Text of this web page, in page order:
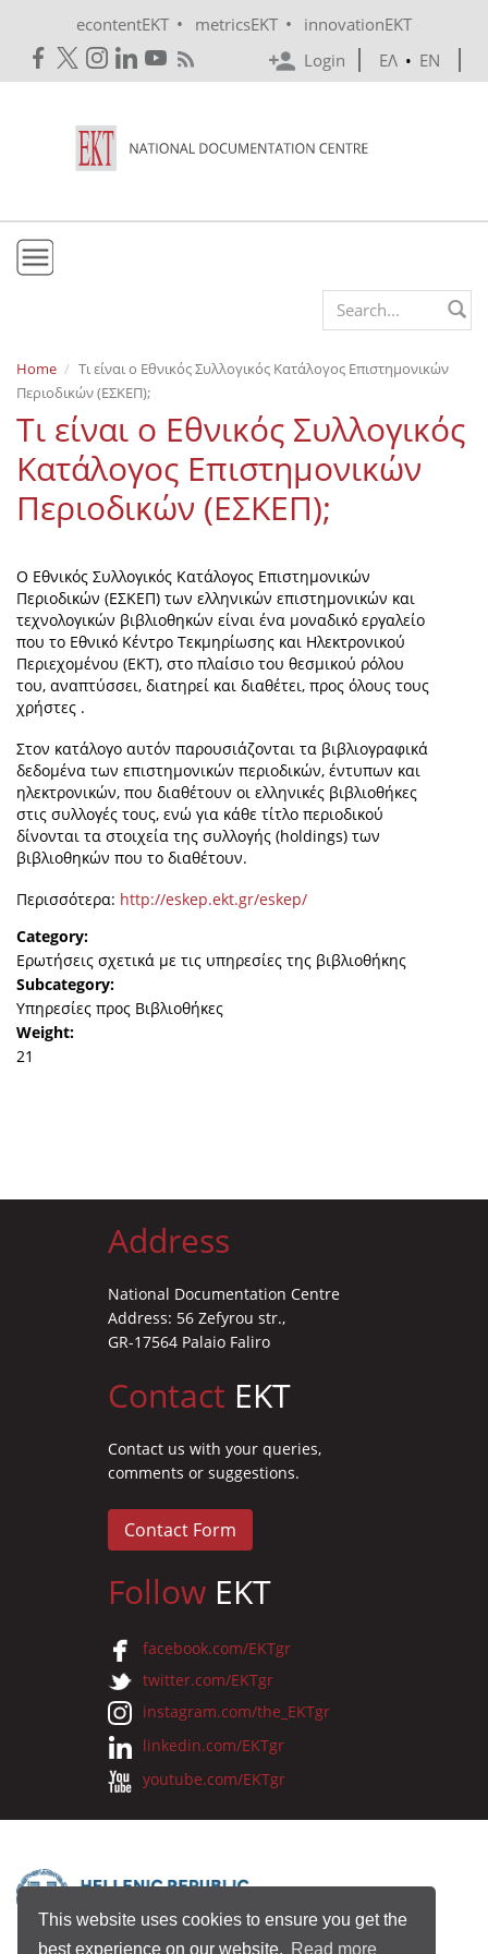
This website uses cookies to ensure you get the
best experience on our website. Read more
econtentEKT • metricsEKT •
innovationEKT
Login
ΕΛ • EN
Mission & Vision
Policies
History
e-Infrastructure
Organisational Structure
EKT Websites
Projects
Services
Publications
Annual Reports
Publications for R&D Metrics & Indicators
Publications for Libraries
Informational Publications
News & Information
News
Events
Telephone & email Directory
Access to EKT
Search form
Home
Τι είναι ο Εθνικός Συλλογικός Κατάλογος Επιστημονικών
Περιοδικών (ΕΣΚΕΠ);
Τι είναι ο Εθνικός Συλλογικός
Κατάλογος Επιστημονικών
Περιοδικών (ΕΣΚΕΠ);
Ο Εθνικός Συλλογικός Κατάλογος Επιστημονικών
Περιοδικών (ΕΣΚΕΠ) των ελληνικών επιστημονικών και
τεχνολογικών βιβλιοθηκών είναι ένα μοναδικό εργαλείο
που το Εθνικό Κέντρο Τεκμηρίωσης και Ηλεκτρονικού
Περιεχομένου (ΕΚΤ), στο πλαίσιο του θεσμικού ρόλου
του, αναπτύσσει, διατηρεί και διαθέτει, προς όλους τους
χρήστες .
Στον κατάλογο αυτόν παρουσιάζονται τα βιβλιογραφικά
δεδομένα των επιστημονικών περιοδικών, έντυπων και
ηλεκτρονικών, που διαθέτουν οι ελληνικές βιβλιοθήκες
στις συλλογές τους, ενώ για κάθε τίτλο περιοδικού
δίνονται τα στοιχεία της συλλογής (holdings) των
βιβλιοθηκών που το διαθέτουν.
Περισσότερα: http://eskep.ekt.gr/eskep/
Category:
Ερωτήσεις σχετικά με τις υπηρεσίες της βιβλιοθήκης
Subcategory:
Υπηρεσίες προς Βιβλιοθήκες
Weight:
21
Address
National Documentation Centre
Address: 56 Zefyrou str.,
GR-17564 Palaio Faliro
Contact EKT
Contact us with your queries,
comments or suggestions.
Contact Form
Follow EKT
facebook.com/EKTgr
twitter.com/EKTgr
instagram.com/the_EKTgr
linkedin.com/EKTgr
youtube.com/EKTgr